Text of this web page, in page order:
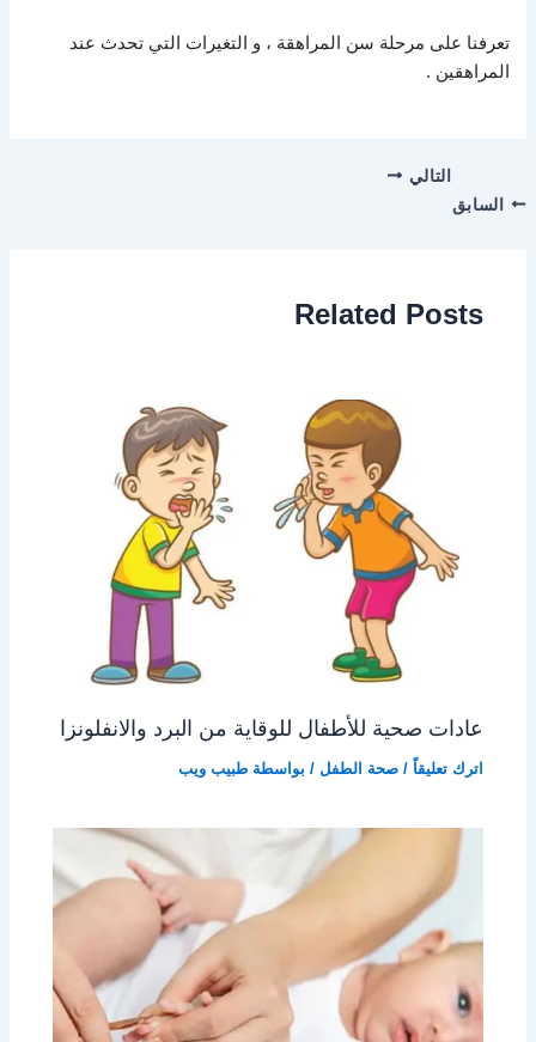
تعرفنا على مرحلة سن المراهقة ، و التغيرات التي تحدث عند
المراهقين .
السابق
التالي
Related Posts
عادات صحية للأطفال للوقاية من البرد والانفلونزا
اترك تعليقاً /صحة الطفل / بواسطة طبيب ويب